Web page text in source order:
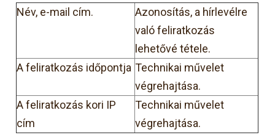
Név, e-mail cím.
Azonosítás, a hírlevélre
való feliratkozás
lehetővé tétele.
A feliratkozás időpontja Technikai művelet
végrehajtása.
A feliratkozás kori IP
cím
Technikai művelet
végrehajtása.